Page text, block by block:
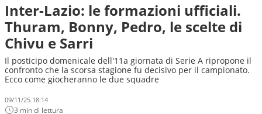
Inter-Lazio: le formazioni ufficiali.
Thuram, Bonny, Pedro, le scelte di
Chivu e Sarri
Il posticipo domenicale dell'11a giornata di Serie A ripropone il
confronto che la scorsa stagione fu decisivo per il campionato.
Ecco come giocheranno le due squadre
09/11/25 18:14
3 min di lettura